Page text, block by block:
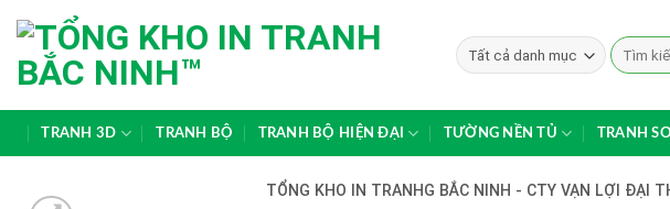
to
content
Search
for:
TRANH 3D TRANH BỘ TRANH BỘ HIỆN ĐẠI TƯỜNG NỀN TỦ TRANH
TỔNG KHO IN TRANHG BẮC NINH - CTY VẠN LỢI ĐẠI